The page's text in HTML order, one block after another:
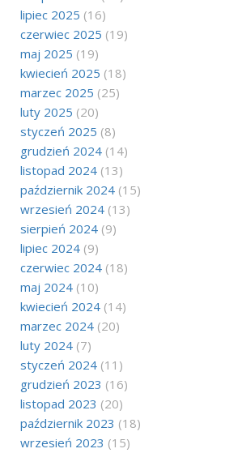
lipiec 2025 (16)
czerwiec 2025 (19)
maj 2025 (19)
kwiecień 2025 (18)
marzec 2025 (25)
luty 2025 (20)
styczeń 2025 (8)
grudzień 2024 (14)
listopad 2024 (13)
październik 2024 (15)
wrzesień 2024 (13)
sierpień 2024 (9)
lipiec 2024 (9)
czerwiec 2024 (18)
maj 2024 (10)
kwiecień 2024 (14)
marzec 2024 (20)
luty 2024 (7)
styczeń 2024 (11)
grudzień 2023 (16)
listopad 2023 (20)
październik 2023 (18)
wrzesień 2023 (15)